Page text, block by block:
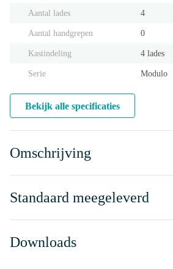
Aantal lades 4
Aantal handgrepen 0
Kastindeling 4 lades
Serie Modulo
Bekijk alle specificaties
Omschrijving
Standaard meegeleverd
Downloads